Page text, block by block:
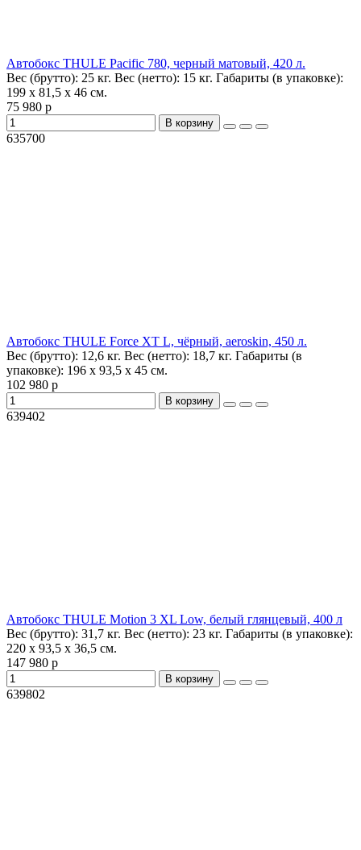
Автобокс THULE Pacific 780, черный матовый, 420 л.
Вес (брутто): 25 кг. Вес (нетто): 15 кг. Габариты (в упаковке):
199 x 81,5 x 46 см.
75 980 р
В корзину
635700
Автобокс THULE Force XT L, чёрный, aeroskin, 450 л.
Вес (брутто): 12,6 кг. Вес (нетто): 18,7 кг. Габариты (в
упаковке): 196 x 93,5 x 45 см.
102 980 р
В корзину
639402
Автобокс THULE Motion 3 XL Low, белый глянцевый, 400 л
Вес (брутто): 31,7 кг. Вес (нетто): 23 кг. Габариты (в упаковке):
220 x 93,5 x 36,5 см.
147 980 р
В корзину
639802